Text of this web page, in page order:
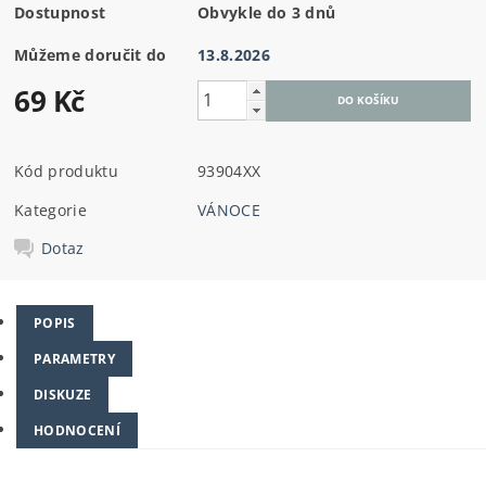
Dostupnost Obvykle do 3 dnů
Můžeme doručit do 13.8.2026
69 Kč
Kód produktu
93904XX
Kategorie
VÁNOCE
Dotaz
POPIS
PARAMETRY
DISKUZE
HODNOCENÍ